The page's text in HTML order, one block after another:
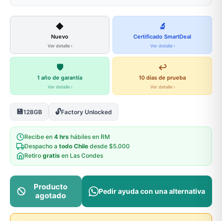
◆
Nuevo
Ver detalle ›
🔬
Certificado SmartDeal
Ver detalle ›
🛡️
1 año de garantía
Ver detalle ›
↩️
10 días de prueba
Ver detalle ›
💾128GB 🔓Factory Unlocked
Recibe en 4 hrs hábiles en RM
Despacho a todo Chile desde $5.000
Retiro gratis en Las Condes
Producto
agotado
Pedir ayuda con una alternativa